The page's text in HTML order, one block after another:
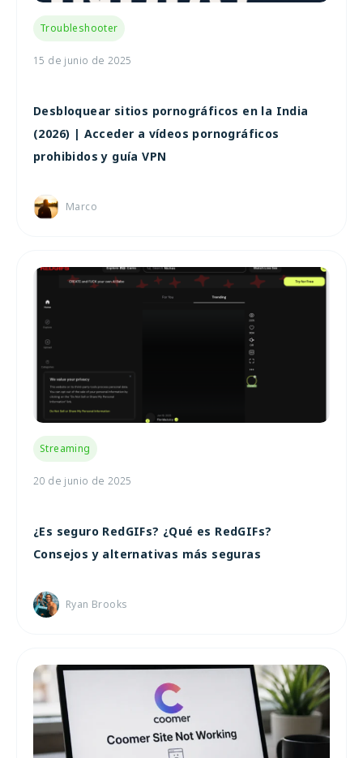
Troubleshooter
15 de junio de 2025
Desbloquear sitios pornográficos en la India
(2026) | Acceder a vídeos pornográficos
prohibidos y guía VPN
Marco
Streaming
20 de junio de 2025
¿Es seguro RedGIFs? ¿Qué es RedGIFs?
Consejos y alternativas más seguras
Ryan Brooks